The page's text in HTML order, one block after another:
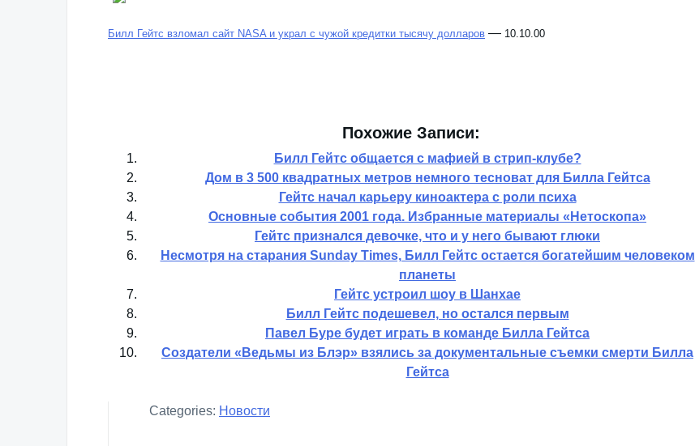
Билл Гейтс взломал сайт NASA и украл с чужой кредитки тысячу долларов — 10.10.00
Похожие Записи:
Билл Гейтс общается с мафией в стрип-клубе?
Дом в 3 500 квадратных метров немного тесноват для Билла Гейтса
Гейтс начал карьеру киноактера с роли психа
Основные события 2001 года. Избранные материалы «Нетоскопа»
Гейтс признался девочке, что и у него бывают глюки
Несмотря на старания Sunday Times, Билл Гейтс остается богатейшим человеком
планеты
Гейтс устроил шоу в Шанхае
Билл Гейтс подешевел, но остался первым
Павел Буре будет играть в команде Билла Гейтса
Создатели «Ведьмы из Блэр» взялись за документальные съемки смерти Билла
Гейтса
Categories: Новости